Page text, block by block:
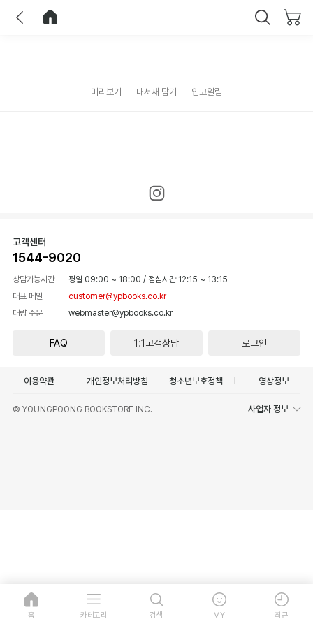
미리보기 내서재 담기 입고알림
고객센터
1544-9020
상담가능시간 평일 09:00 ~ 18:00 / 점심시간 12:15 ~ 13:15
대표 메일
customer@ypbooks.co.kr
대량 주문
webmaster@ypbooks.co.kr
FAQ 1:1고객상담 로그인
이용약관 개인정보처리방침 청소년보호정책 영상정보
© YOUNGPOONG BOOKSTORE INC. 사업자 정보
홈 카테고리 검색 MY 최근